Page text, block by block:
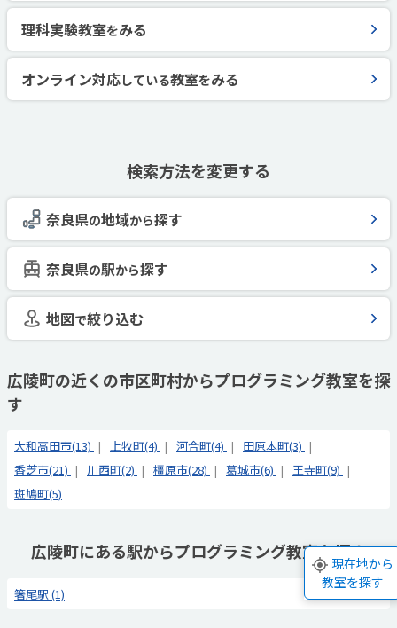
理科実験教室をみる
オンライン対応している教室をみる
検索方法を変更する
奈良県の地域から探す
奈良県の駅から探す
地図で絞り込む
広陵町の近くの市区町村からプログラミング教室を探
す
大和高田市(13) 上牧町(4) 河合町(4)
田原本町(3)
香芝市(21)
川西町(2) 橿原市(28) 葛城市(6)
王寺町(9)
斑鳩町(5)
広陵町にある駅からプログラミング教室を探す
箸尾駅 (1)
現在地から
教室を探す